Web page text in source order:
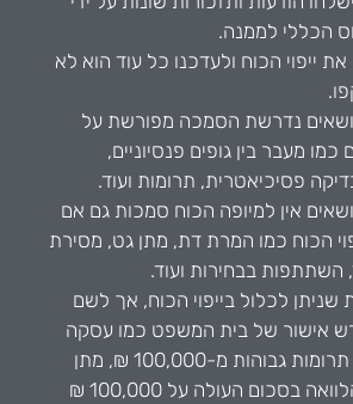
הכללי לממנה.
את ייפוי הכוח ולעדכנו כל עוד הוא לא
נדרשת הסמכה מפורשת על
מעבר בין גופים פנסיוניים,
פסיכיאטרית, תרומות ועוד.
אין למיופה הכוח סמכות גם אם
הכוח כמו המרת דת, מתן גט, מסירת
השתתפות בבחירות ועוד.
שניתן לכלול בייפוי הכוח, אך לשם
אישור של בית המשפט כמו עסקה
במקרקעין, תרומות גבוהות מ-100,000 ₪, מתן
ערבות או הלוואה בסכום העולה על 100,000 ₪